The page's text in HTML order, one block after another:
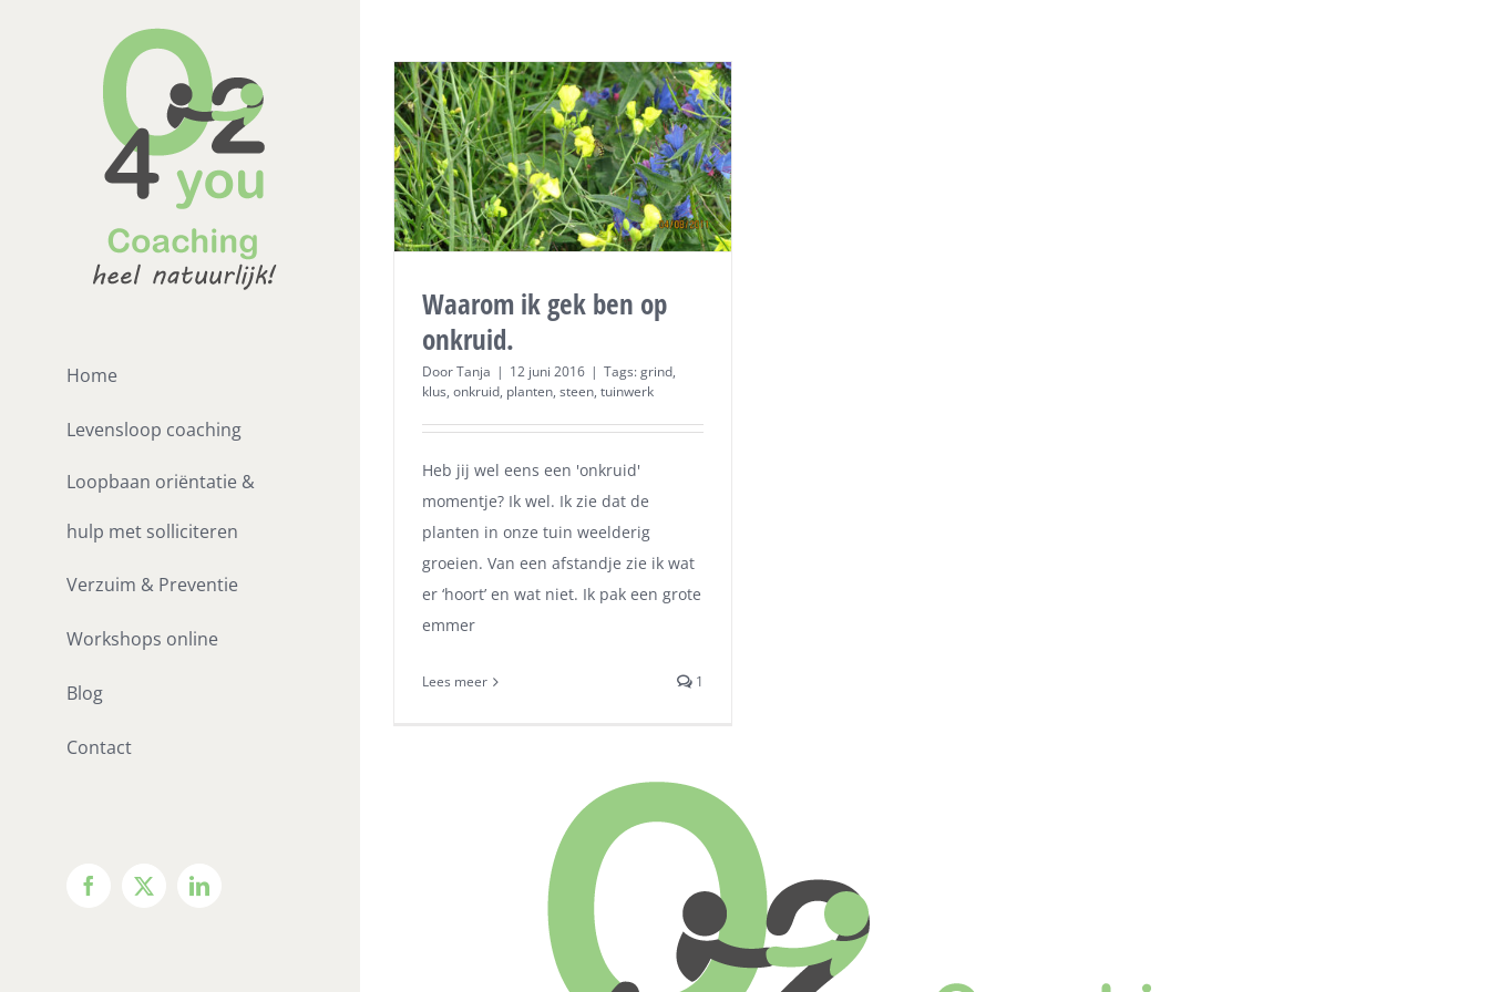
Home
Levensloop coaching
Loopbaan oriëntatie &
hulp met solliciteren
Verzuim & Preventie
Workshops online
Blog
Contact
Facebook
X LinkedIn
Waarom ik gek ben op
onkruid.
DoorTanja | 12 juni 2016 | Tags:grind,
klus, onkruid, planten, steen, tuinwerk
Heb jij wel eens een 'onkruid'
momentje? Ik wel. Ik zie dat de
planten in onze tuin weelderig
groeien. Van een afstandje zie ik wat
er ‘hoort’ en wat niet. Ik pak een grote
emmer
Lees meer 1